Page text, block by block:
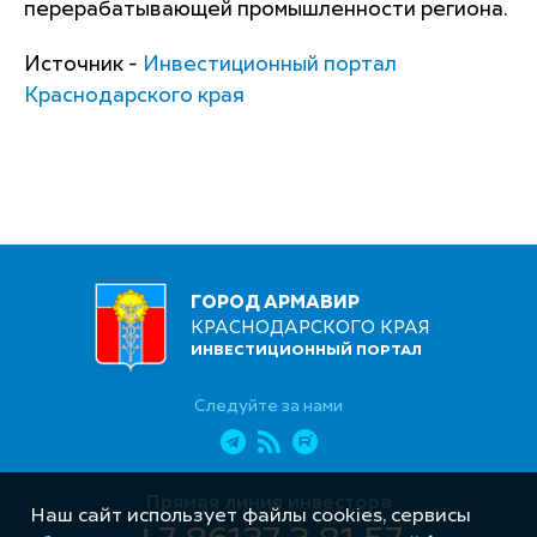
перерабатывающей промышленности региона.
Источник - Инвестиционный портал
Краснодарского края
ГОРОД АРМАВИР
КРАСНОДАРСКОГО КРАЯ
ИНВЕСТИЦИОННЫЙ ПОРТАЛ
Следуйте за нами
Прямая линия инвестора
Наш сайт использует файлы cookies, сервисы